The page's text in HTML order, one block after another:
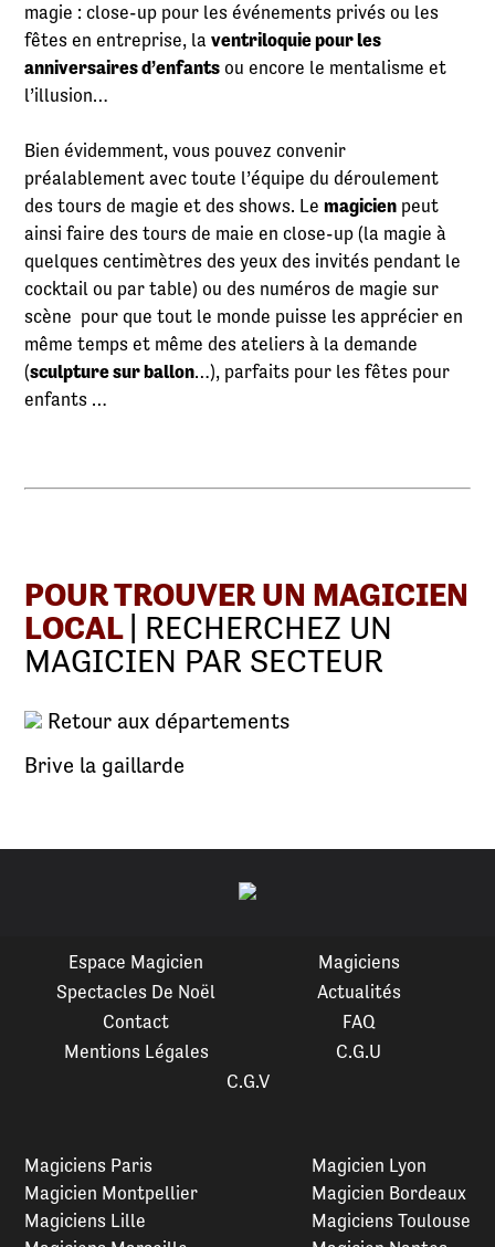
magie : close-up pour les événements privés ou les
fêtes en entreprise, laventriloquie pour les
anniversaires d’enfants ou encore le mentalisme et
l’illusion…
Bien évidemment, vous pouvez convenir
préalablement avec toute l’équipe du déroulement
des tours de magie et des shows. Lemagicien peut
ainsi faire des tours de maie en close-up (la magie à
quelques centimètres des yeux des invités pendant le
cocktail ou par table) ou des numéros de magie sur
scène pour que tout le monde puisse les apprécier en
même temps et même des ateliers à la demande
(sculpture sur ballon…), parfaits pour les fêtes pour
enfants …
POUR TROUVER UN MAGICIEN
LOCAL | RECHERCHEZ UN
MAGICIEN PAR SECTEUR
Retour aux départements
Brive la gaillarde
Espace Magicien
Magiciens
Spectacles De Noël
Actualités
Contact
FAQ
Mentions Légales
C.G.U
C.G.V
Magiciens Paris
Magicien Montpellier
Magiciens Lille
Magicien Lyon
Magicien Bordeaux
Magiciens Toulouse